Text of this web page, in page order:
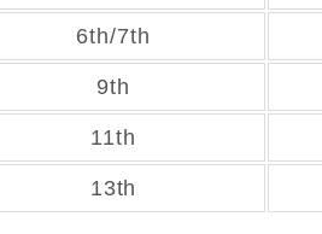
6th/7th
9th
11th
13th